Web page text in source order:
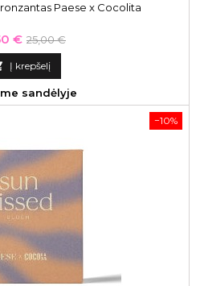
Paese x Cocolita
€ Bazinė
kaina
25,00 €
Į krepšelį
sandėlyje
−10%